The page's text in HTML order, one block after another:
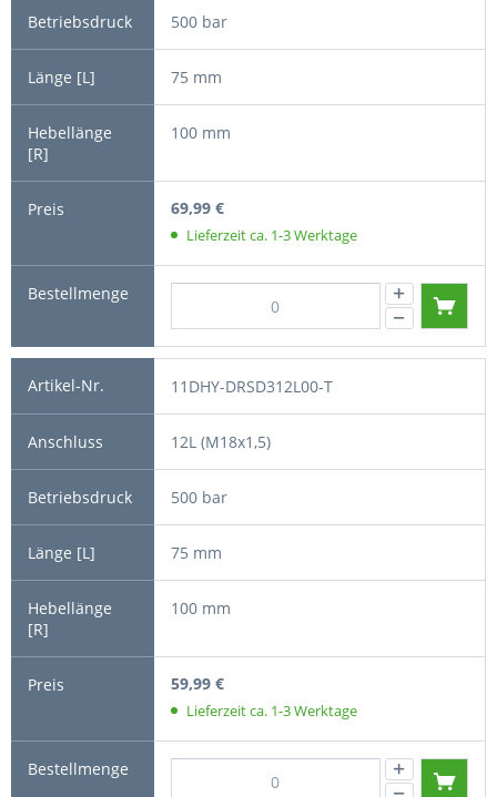
500 bar
75 mm
100 mm
69,99 €
Lieferzeit ca. 1-3 Werktage
11DHY-DRSD312L00-T
12L (M18x1,5)
500 bar
75 mm
100 mm
59,99 €
Lieferzeit ca. 1-3 Werktage